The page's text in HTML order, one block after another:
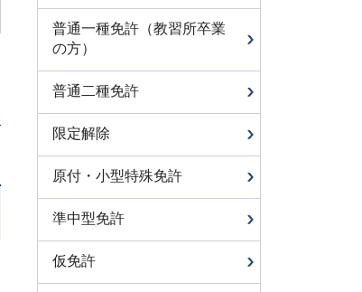
普通一種免許（教習所卒業
の方）
普通二種免許
限定解除
原付・小型特殊免許
準中型免許
仮免許